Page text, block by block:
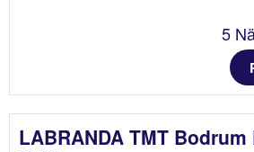
5
LABRANDA TMT